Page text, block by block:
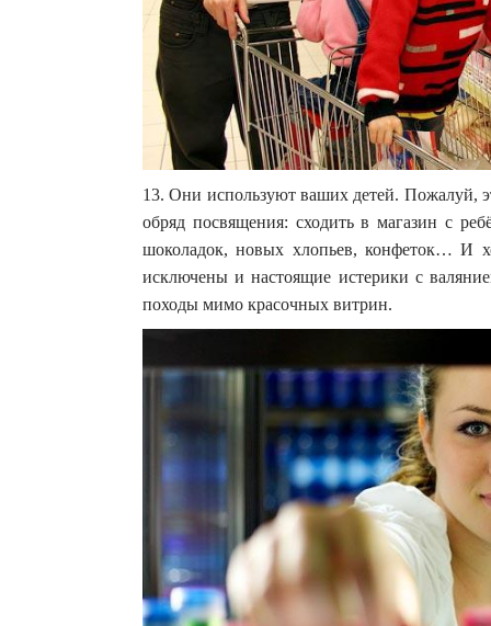
13. Они используют ваших детей. Пожалуй,
обряд посвящения: сходить в магазин с
шоколадок, новых хлопьев, конфеток… И
исключены и настоящие истерики с
походы мимо красочных витрин.